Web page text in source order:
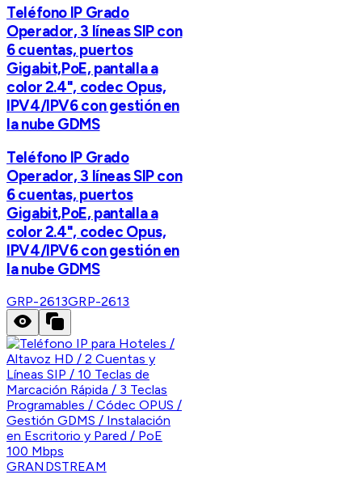
Teléfono IP Grado
Operador, 3 líneas SIP con
6 cuentas, puertos
Gigabit,PoE, pantalla a
color 2.4", codec Opus,
IPV4/IPV6 con gestión en
la nube GDMS
Teléfono IP Grado
Operador, 3 líneas SIP con
6 cuentas, puertos
Gigabit,PoE, pantalla a
color 2.4", codec Opus,
IPV4/IPV6 con gestión en
la nube GDMS
GRP-2613GRP-2613
GRANDSTREAM